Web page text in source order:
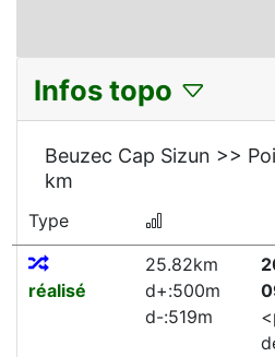
Infos topo
Beuzec Cap Sizun >>
km
Type
réalisé
25.82km
d+:500m
d-:519m